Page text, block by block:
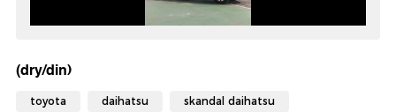
(dry/din)
toyota daihatsu skandal daihatsu